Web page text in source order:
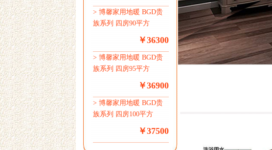
> 博馨家用地暖 BGD贵
族系列 四房90平方
￥36300
> 博馨家用地暖 BGD贵
族系列 四房95平方
￥36900
> 博馨家用地暖 BGD贵
族系列 四房100平方
￥37500